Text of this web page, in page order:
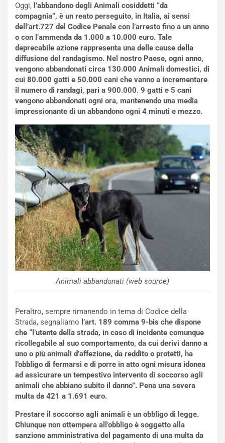
Oggi, l’abbandono degli Animali cosiddetti “da
compagnia”, è un reato perseguito, in Italia, ai sensi
dell’art.727 del Codice Penale con l’arresto fino a un anno
o con l’ammenda da 1.000 a 10.000 euro. Tale
deprecabile azione rappresenta una delle cause della
diffusione del randagismo. Nel nostro Paese, ogni anno,
vengono abbandonati circa 130.000 Animali domestici, di
cui 80.000 gatti e 50.000 cani che vanno a incrementare
il numero di randagi, pari a 900.000. 9 gatti e 5 cani
vengono abbandonati ogni ora, mantenendo una media
impressionante di un abbandono ogni 4 minuti e mezzo.
Animali abbandonati (web source)
Peraltro, sempre rimanendo in tema di Codice della
Strada, segnaliamo l’art. 189 comma 9-bis che dispone
che “l’utente della strada, in caso di incidente comunque
ricollegabile al suo comportamento, da cui derivi danno a
uno o più animali d’affezione, da reddito o protetti, ha
l’obbligo di fermarsi e di porre in atto ogni misura idonea
ad assicurare un tempestivo intervento di soccorso agli
animali che abbiano subito il danno”. Pena una severa
multa da 421 a 1.691 euro.
Prestare il soccorso agli animali è un obbligo di legge.
Chiunque non ottempera all’obbligo è soggetto alla
sanzione amministrativa del pagamento di una multa da
g
o
p
ù
L
u
n
g
o
m
a
C
o
m
u
o
d
a
u
n
U
E
e
c
a
o
e
n
z
a
d
e
G
P
d
e
B
a
h
a
n
a
F
A
S
e
s
c
e
a
C
o
s
a
N